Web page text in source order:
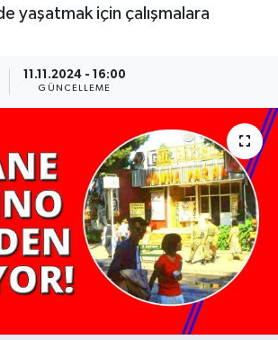
yaşatmak için çalışmalara
11.11.2024 - 16:00
GÜNCELLEME